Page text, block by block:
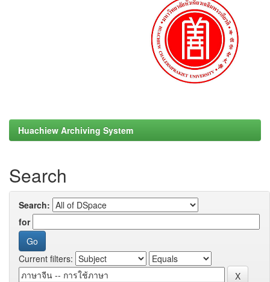
Huachiew Archiving System
Search
Search:
for
Current filters: